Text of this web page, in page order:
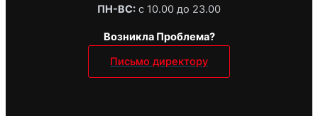
ПН-ВС: с 10.00 до 23.00
Возникла Проблема?
Письмо директору